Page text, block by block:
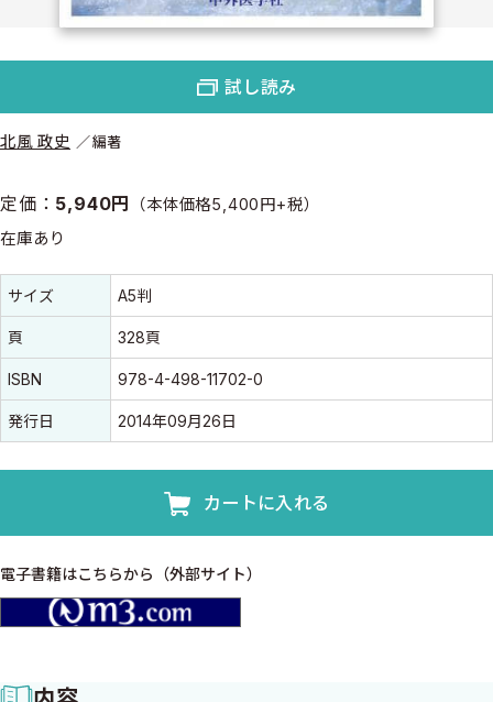
北風 政史 編著
定価： 5,940円 （本体価格5,400円+税）
在庫あり
書誌情報
書誌情報
サイズ A5判
頁 328頁
ISBN 978-4-498-11702-0
発行日 2014年09月26日
カートに入れる
電子書籍はこちらから（外部サイト）
試し読み